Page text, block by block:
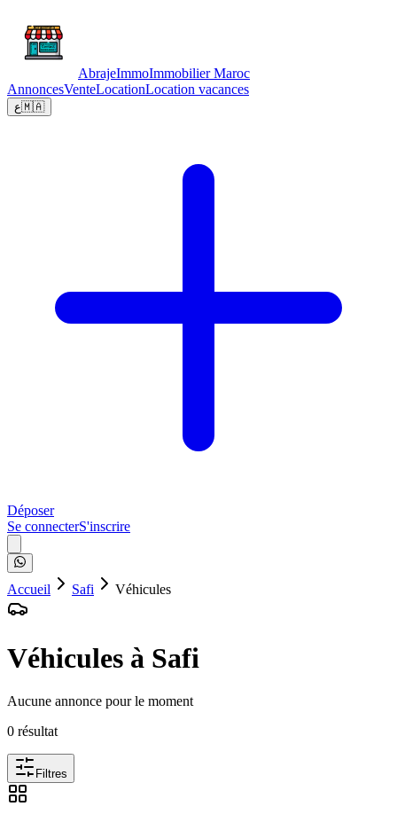
AbrajeImmoImmobilier Maroc
AnnoncesVenteLocationLocation vacances
ع🇲🇦
Déposer
Se connecterS'inscrire
Accueil Safi Véhicules
Véhicules à Safi
Aucune annonce pour le moment
0 résultat
Filtres